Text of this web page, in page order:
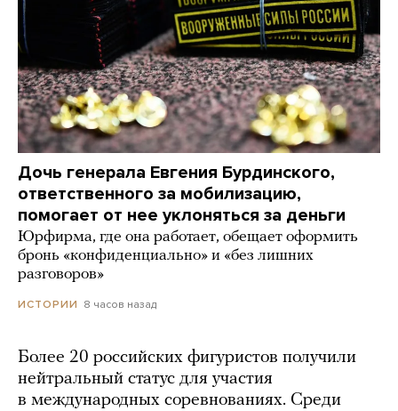
Дочь генерала Евгения Бурдинского,
ответственного за мобилизацию,
помогает от нее уклоняться за деньги
Юрфирма, где она работает, обещает оформить
бронь «конфиденциально» и «без лишних
разговоров»
ИСТОРИИ 8 часов назад
Более 20 российских фигуристов получили
нейтральный статус для участия
в международных соревнованиях. Среди